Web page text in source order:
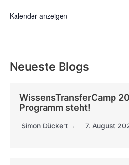
Kalender anzeigen
Neueste Blogs
WissensTransferCamp
Programm steht!
Simon Dückert 7. August